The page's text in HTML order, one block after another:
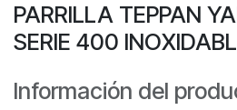
PARRILLA TEPPAN
SERIE 400
Información del